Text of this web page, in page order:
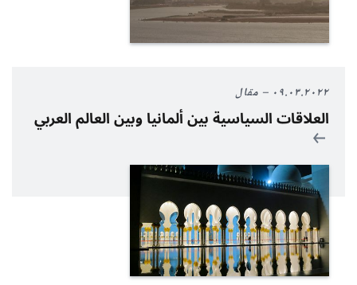
٠٩.٠٣.٢٠٢٢ مقال
العلاقات السياسية بين ألمانيا وبين العالم العربي